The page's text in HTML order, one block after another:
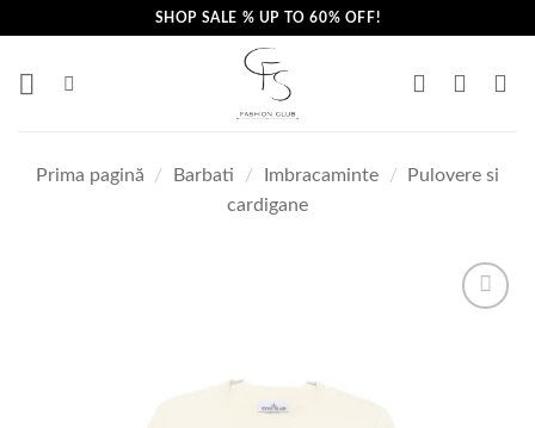
content
SHOP SALE % UP TO 60% OFF!
Prima pagină / Barbati / Imbracaminte /
Pulovere si
cardigane